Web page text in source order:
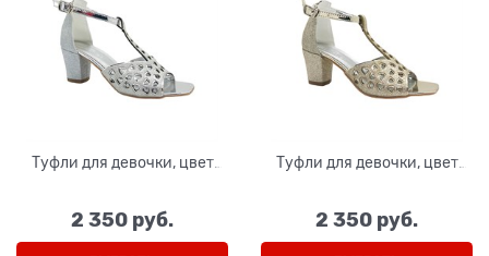
Туфли для девочки, цвет
перемычкой
2 350 руб.
Туфли для девочки, цвет
перемычкой
2 350 руб.